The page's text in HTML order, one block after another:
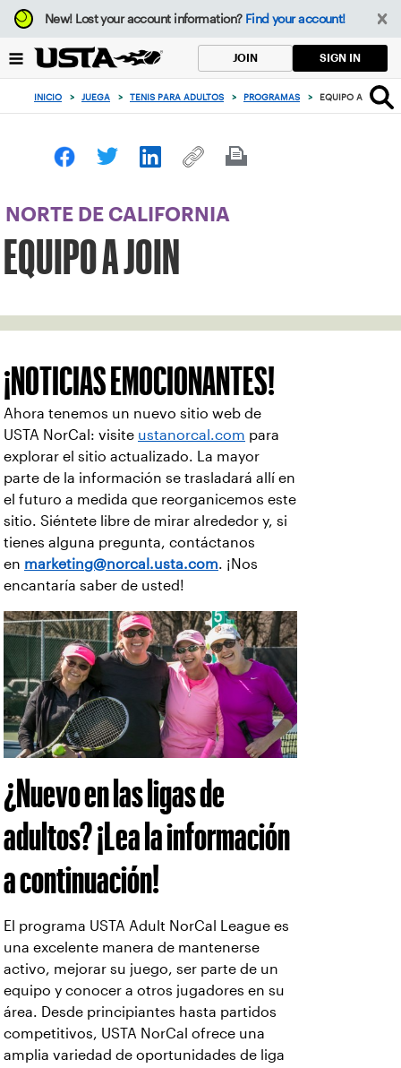
Enfoque
desde
botón
volver
principio
New!Lost your account information? Find your account!
JOIN SIGN IN
INICIO > JUEGA > TENIS PARA ADULTOS > PROGRAMAS > EQUIPO A JOIN
NORTE DE CALIFORNIA
EQUIPO A JOIN
¡NOTICIAS EMOCIONANTES!
Ahora tenemos un nuevo sitio web de
USTA NorCal: visite ustanorcal.com para
explorar el sitio actualizado. La mayor
parte de la información se trasladará allí en
el futuro a medida que reorganicemos este
sitio. Siéntete libre de mirar alrededor y, si
tienes alguna pregunta, contáctanos
en marketing@norcal.usta.com. ¡Nos
encantaría saber de usted!
¿Nuevo en las ligas de
adultos? ¡Lea la información
a continuación!
El programa USTA Adult NorCal League es
una excelente manera de mantenerse
activo, mejorar su juego, ser parte de un
equipo y conocer a otros jugadores en su
área. Desde principiantes hasta partidos
competitivos, USTA NorCal ofrece una
amplia variedad de oportunidades de liga